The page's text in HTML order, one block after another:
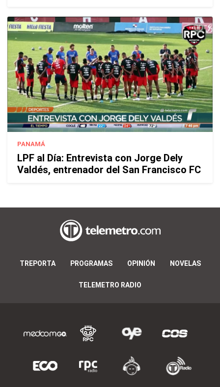
PANAMÁ
LPF al Día: Entrevista con Jorge Dely
Valdés, entrenador del San Francisco FC
TREPORTA PROGRAMAS OPINIÓN NOVELAS
TELEMETRO RADIO